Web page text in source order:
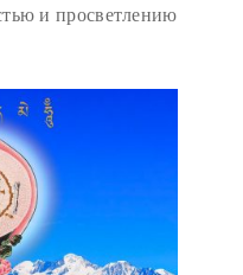
и просветлению